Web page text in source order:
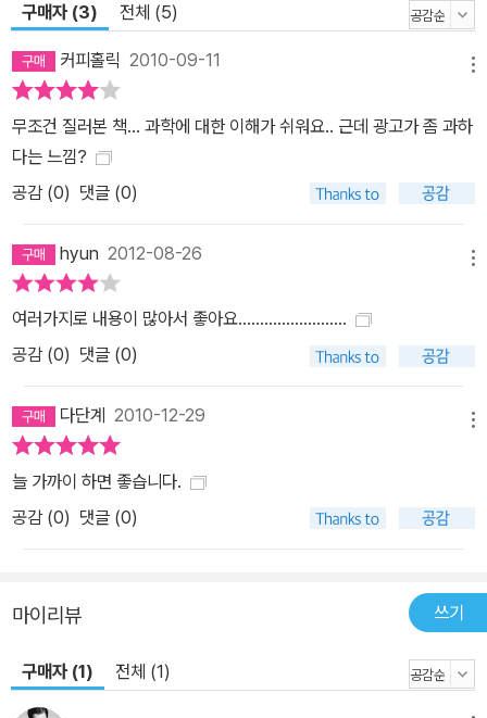
교 교수, 수학의 대중화를 위해 수많은 노력을 해 온 허민 광운대학교
리를 심도 깊게, 그리고 흥미진진하게 소개하는 정경훈 박사 등 기라
성 같은 스타 과학자들과 과학 필자들이 이 책에 참여하고 있다.
구매자 (3) 전체 (5)
커피홀릭 2010-09-11
무조건 질러본 책... 과학에 대한 이해가 쉬워요.. 근데 광고가 좀 과하
다는 느낌?
공감 (0) 댓글 (0)
hyun 2012-08-26
여러가지로 내용이 많아서 좋아요.........................
공감 (0) 댓글 (0)
다단계 2010-12-29
늘 가까이 하면 좋습니다.
공감 (0) 댓글 (0)
마이리뷰 쓰기
구매자 (1) 전체 (1)